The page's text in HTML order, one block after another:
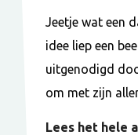
Jeetje wat een
idee liep een
uitgenodigd
om met zijn
Lees het hele